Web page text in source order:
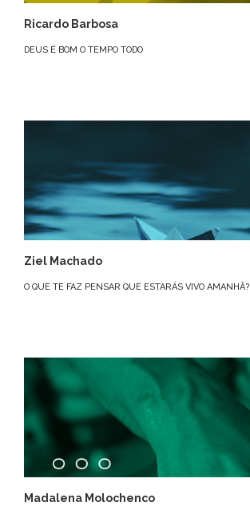
Ricardo Barbosa
DEUS É BOM O TEMPO TODO
Ziel Machado
O QUE TE FAZ PENSAR QUE ESTARÁS VIVO AMANHÃ?
Madalena Molochenco